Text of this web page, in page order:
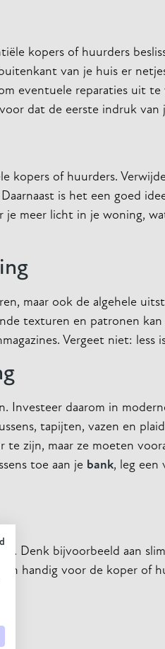
kopers of huurders
van je huis er
eventuele reparaties uit te
dat de eerste indruk van
of huurders.
is het een goed
meer licht in je woning,
maar ook de algehele
texturen en patronen
Vergeet niet: less
Investeer daarom in
tapijten, vazen en
zijn, maar ze moeten
toe aan je bank, leg een
Denk bijvoorbeeld aan
handig voor de koper of